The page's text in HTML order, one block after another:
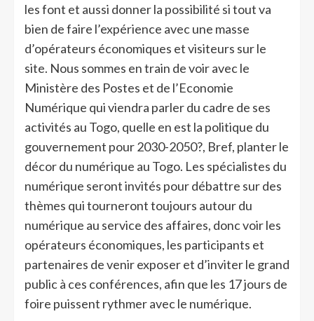
les font et aussi donner la possibilité si tout va
bien de faire l’expérience avec une masse
d’opérateurs économiques et visiteurs sur le
site. Nous sommes en train de voir avec le
Ministère des Postes et de l’Economie
Numérique qui viendra parler du cadre de ses
activités au Togo, quelle en est la politique du
gouvernement pour 2030-2050?, Bref, planter le
décor du numérique au Togo. Les spécialistes du
numérique seront invités pour débattre sur des
thèmes qui tourneront toujours autour du
numérique au service des affaires, donc voir les
opérateurs économiques, les participants et
partenaires de venir exposer et d’inviter le grand
public à ces conférences, afin que les 17 jours de
foire puissent rythmer avec le numérique.